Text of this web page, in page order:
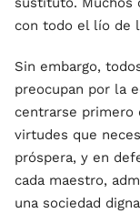
con todo el lío de
Sin embargo,
preocupan por la
centrarse primero
virtudes que
próspera, y en
cada maestro,
una sociedad